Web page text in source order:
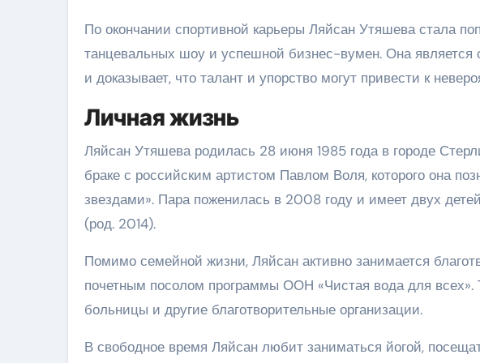
По окончании спортивной карьеры Ляйсан Утяшева стала
танцевальных шоу и успешной бизнес-вумен. Она
и доказывает, что талант и упорство могут привести к
Личная жизнь
Ляйсан Утяшева родилась 28 июня 1985 года в городе
браке с российским артистом Павлом Воля, которого она
звездами». Пара поженилась в 2008 году и имеет двух
(род. 2014).
Помимо семейной жизни, Ляйсан активно занимается
почетным посолом программы ООН «Чистая вода для всех».
больницы и другие благотворительные организации.
В свободное время Ляйсан любит заниматься йогой,